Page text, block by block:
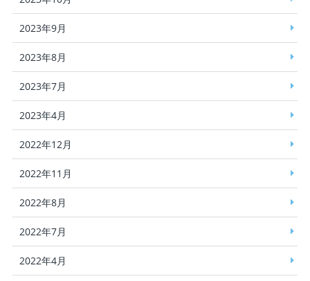
2023年9月
2023年8月
2023年7月
2023年4月
2022年12月
2022年11月
2022年8月
2022年7月
2022年4月